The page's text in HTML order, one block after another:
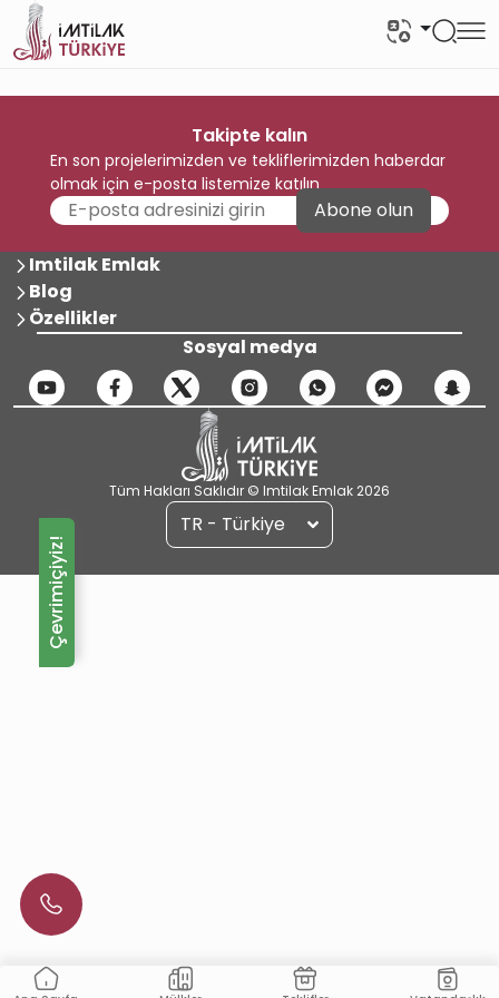
Takipte kalın
En son projelerimizden ve tekliflerimizden haberdar
olmak için e-posta listemize katılın
Abone olun
Imtilak Emlak
Blog
Özellikler
Sosyal medya
Tüm Hakları Saklıdır © Imtilak Emlak 2026
TR - Türkiye
Çevrimiçiyiz!